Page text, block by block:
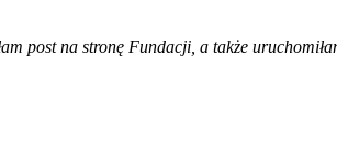
post na stronę Fundacji, a także